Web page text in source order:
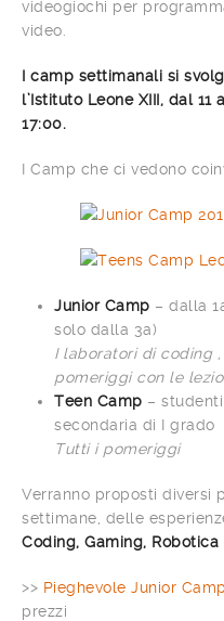
videogiochi per
video.
I camp settimanali si
l’Istituto Leone XIII, dal
17:00.
I Camp che ci vedono
Junior Camp – dalla
solo dalla 3a)
I laboratori di coding
pomeriggi con le
Teen Camp –
secondaria di I grado
Tutti i pomeriggi
Verranno proposti diversi
settimane, delle
Coding, Gaming,
>> Pieghevole Junior Camp
prezzi